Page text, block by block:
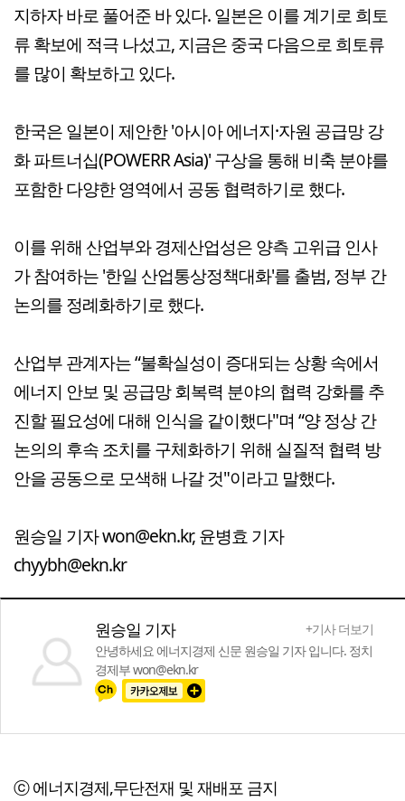
지하자 바로 풀어준 바 있다. 일본은 이를 계기로 희토
류 확보에 적극 나섰고, 지금은 중국 다음으로 희토류
를 많이 확보하고 있다.
한국은 일본이 제안한 '아시아 에너지·자원 공급망 강
화 파트너십(POWERR Asia)' 구상을 통해 비축 분야를
포함한 다양한 영역에서 공동 협력하기로 했다.
이를 위해 산업부와 경제산업성은 양측 고위급 인사
가 참여하는 '한일 산업통상정책대화'를 출범, 정부 간
논의를 정례화하기로 했다.
산업부 관계자는 “불확실성이 증대되는 상황 속에서
에너지 안보 및 공급망 회복력 분야의 협력 강화를 추
진할 필요성에 대해 인식을 같이했다"며 “양 정상 간
논의의 후속 조치를 구체화하기 위해 실질적 협력 방
안을 공동으로 모색해 나갈 것"이라고 말했다.
원승일 기자 won@ekn.kr, 윤병효 기자
chyybh@ekn.kr
원승일 기자
+기사 더보기
안녕하세요 에너지경제 신문 원승일 기자 입니다. 정치
경제부 won@ekn.kr
ⓒ 에너지경제,무단전재 및 재배포 금지